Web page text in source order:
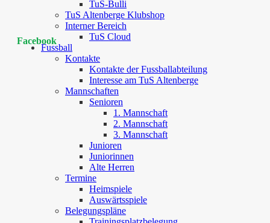
TuS-Bulli
TuS Altenberge Klubshop
Interner Bereich
TuS Cloud
Fussball
Kontakte
Kontakte der Fussballabteilung
Interesse am TuS Altenberge
Mannschaften
Senioren
1. Mannschaft
2. Mannschaft
3. Mannschaft
Junioren
Juniorinnen
Alte Herren
Termine
Heimspiele
Auswärtsspiele
Belegungspläne
Facebook